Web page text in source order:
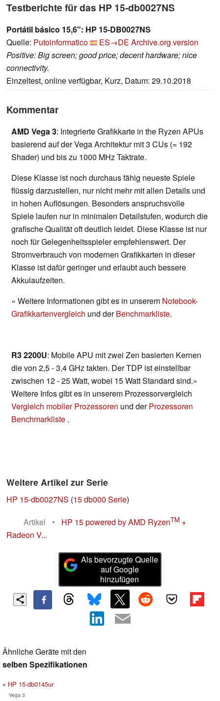
Testberichte für das HP 15-db0027NS
Portátil básico 15,6": HP 15-DB0027NS
Quelle: Putoinformatico ES→DE Archive.org version
Positive: Big screen; good price; decent hardware; nice
connectivity.
Einzeltest, online verfügbar, Kurz, Datum: 29.10.2018
Kommentar
AMD Vega 3: Integrierte Grafikkarte in the Ryzen APUs
basierend auf der Vega Architektur mit 3 CUs (= 192
Shader) und bis zu 1000 MHz Taktrate.
Diese Klasse ist noch durchaus fähig neueste Spiele
flüssig darzustellen, nur nicht mehr mit allen Details und
in hohen Auflösungen. Besonders anspruchsvolle
Spiele laufen nur in minimalen Detailstufen, wodurch die
grafische Qualität oft deutlich leidet. Diese Klasse ist nur
noch für Gelegenheitsspieler empfehlenswert. Der
Stromverbrauch von modernen Grafikkarten in dieser
Klasse ist dafür geringer und erlaubt auch bessere
Akkulaufzeiten.
» Weitere Informationen gibt es in unserem Notebook-
Grafikkartenvergleich und derBenchmarkliste.
R3 2200U: Mobile APU mit zwei Zen basierten Kernen
die von 2,5 - 3,4 GHz takten. Der TDP ist einstellbar
zwischen 12 - 25 Watt, wobei 15 Watt Standard sind.»
Weitere Infos gibt es in unserem Prozessorvergleich
Vergleich mobiler Prozessoren und derProzessoren
Benchmarkliste .
Weitere Artikel zur Serie
HP 15-db0027NS (15 db000 Serie)
Artikel
• HP 15 powered by AMD RyzenTM +
Radeon V...
Als bevorzugte Quelle
auf Google
hinzufügen
Ähnliche Geräte mit den
selben Spezifikationen
HP 15-db0145ur
Vega 3